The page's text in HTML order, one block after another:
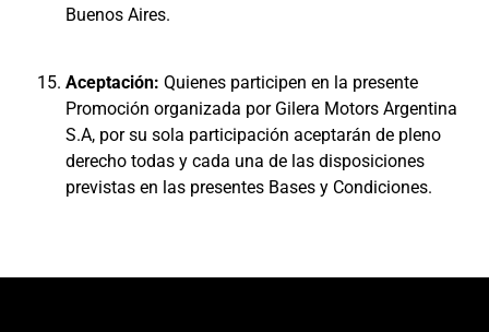
Buenos Aires.
Aceptación: Quienes participen en la presente
Promoción organizada por Gilera Motors Argentina
S.A, por su sola participación aceptarán de pleno
derecho todas y cada una de las disposiciones
previstas en las presentes Bases y Condiciones.